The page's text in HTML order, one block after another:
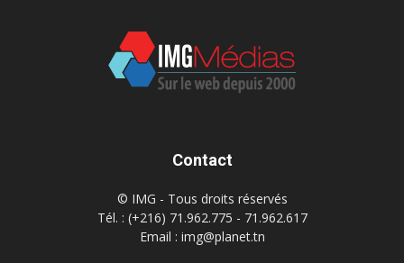
Contact
© IMG - Tous droits réservés
Tél. : (+216) 71.962.775 - 71.962.617
Email : img@planet.tn